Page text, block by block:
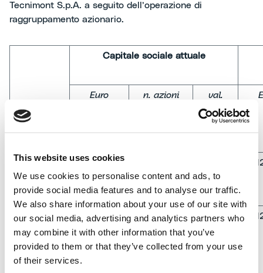
This website uses cookies
We use cookies to personalise content and ads, to
provide social media features and to analyse our traffic.
We also share information about your use of our site with
our social media, advertising and analytics partners who
may combine it with other information that you’ve
provided to them or that they’ve collected from your use
of their services.
Tecnimont S.p.A. a seguito dell’operazione di
raggruppamento azionario.
Capitale sociale attuale
Euro n. azioni
val.
nom.
unitario
Totale di
cui:
16.125.000
Azioni
ordinarie
(godimento
regolare:1
16.125.000 32.250.000 -